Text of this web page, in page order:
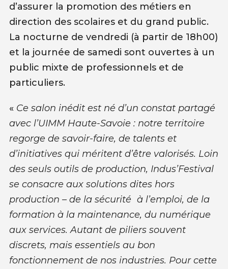
d’assurer la promotion des métiers en
direction des scolaires et du grand public.
La nocturne de vendredi (à partir de 18h00)
et la journée de samedi sont ouvertes à un
public mixte de professionnels et de
particuliers.
« Ce salon inédit est né d’un constat partagé
avec l’UIMM Haute-Savoie : notre territoire
regorge de savoir-faire, de talents et
d’initiatives qui méritent d’être valorisés. Loin
des seuls outils de production, Indus’Festival
se consacre aux solutions dites hors
production – de la sécurité à l’emploi, de la
formation à la maintenance, du numérique
aux services. Autant de piliers souvent
discrets, mais essentiels au bon
fonctionnement de nos industries. Pour cette